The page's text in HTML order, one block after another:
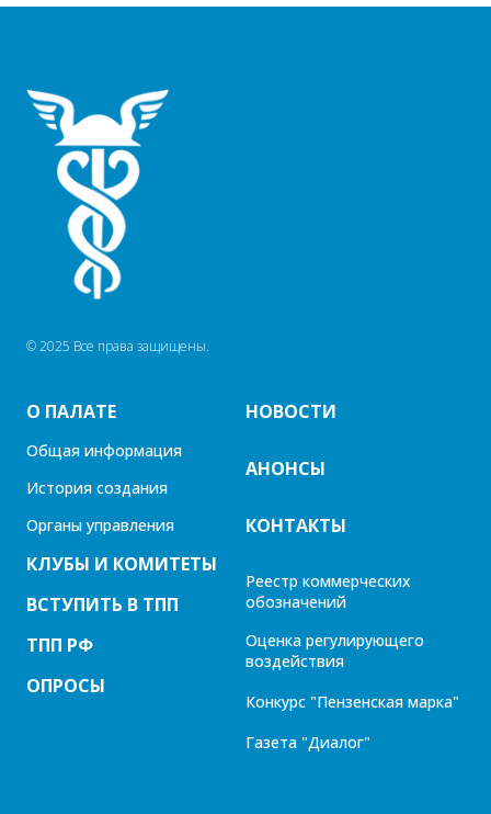
© 2025 Все права защищены.
О ПАЛАТЕ
Общая информация
История создания
Органы управления
КЛУБЫ И КОМИТЕТЫ
ВСТУПИТЬ В ТПП
ТПП РФ
ОПРОСЫ
НОВОСТИ
АНОНСЫ
КОНТАКТЫ
Реестр коммерческих
обозначений
Оценка регулирующего
воздействия
Конкурс "Пензенская марка"
Газета "Диалог"